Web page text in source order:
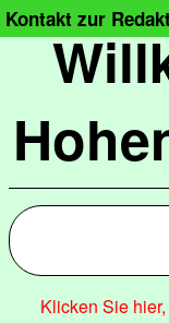
Kontakt zur
Klicken Sie